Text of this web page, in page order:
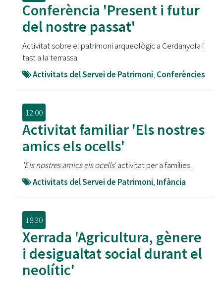
Conferència 'Present i futur
del nostre passat'
Activitat sobre el patrimoni arqueològic a Cerdanyola i
tast a la terrassa
Activitats del Servei de Patrimoni, Conferències
12:00
Activitat familiar 'Els nostres
amics els ocells'
'Els nostres amics els ocells' activitat per a famílies.
Activitats del Servei de Patrimoni, Infància
18:30
Xerrada 'Agricultura, gènere
i desigualtat social durant el
neolític'